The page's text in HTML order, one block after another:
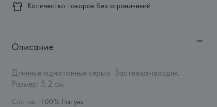
Количество товаров без ограничений
Описание
Длинные однотонные серьги. Застежка-гвоздик.
Размер: 5,2 см.
Состав: 100% Латунь